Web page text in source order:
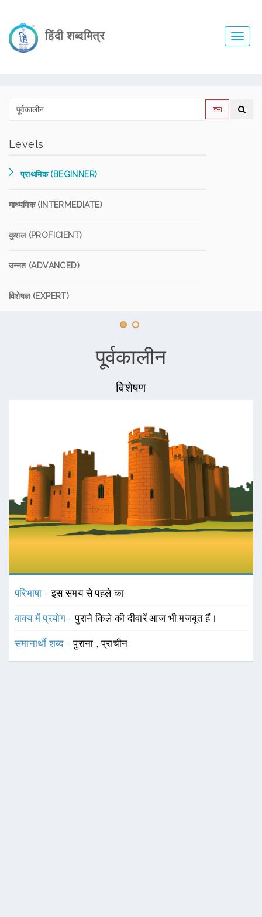
हिंदी शब्दमित्र
Levels
प्राथमिक (BEGINNER)
माध्यमिक (INTERMEDIATE)
कुशल (PROFICIENT)
उन्नत (ADVANCED)
विशेषज्ञ (EXPERT)
पूर्वकालीन
विशेषण
परिभाषा -इस समय से पहले का
वाक्य में प्रयोग -पुराने किले की दीवारें आज भी मजबूत हैं।
समानार्थी शब्द -पुराना ,प्राचीन